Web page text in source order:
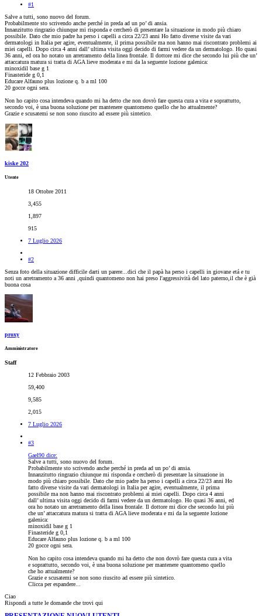
#1
Salve a tutti, sono nuovo del forum.
Probabilmente sto scrivendo anche perché in preda ad un po’ di ansia.
Innanzitutto ringrazio chiunque mi risponda e cercherò di presentare la situazione in modo più chiaro
possibile. Dato che mio padre ha perso i capelli a circa 22/23 anni Ho fatto diverse visite da vari
dermatologi in Italia per agire, eventualmente, il prima possibile ma non hanno mai riscontrato problemi ai
miei capelli. Dopo circa 4 anni dall’ ultima visita oggi decido di farmi vedere da un dermatologo. Ho quasi
36 anni, ed ora ho notato un arretramento della linea frontale. Il dottore mi dice che secondo lui più che un’
attaccatura matura si tratta di AGA lieve moderata e mi da la seguente lozione galenica:
minoxidil base g 1
Finasteride g 0,1
Educare Alfauno plus lozione q. b a ml 100
20 gocce ogni sera.
Non ho capito cosa intendeva quando mi ha detto che non dovrò fare questa cura a vita e soprattutto,
secondo voi, è una buona soluzione per mantenere quantomeno quello che ho attualmente?
Grazie e scusatemi se non sono riuscito ad essere più sintetico.
kiske 202
Utente
18 Ottobre 2011
3,455
1,897
915
7 Luglio 2026
#2
Senza foto della situazione difficile darti un parere...dici che il papà ha perso i capelli in giovane etá e tu
noti un arretramento a 36 anni ,quindi quantomeno non hai preso l'aggressività del lato paterno,il che è già
buona cosa
proxy
Amministratore
Staff
12 Febbraio 2003
59,400
9,585
2,015
7 Luglio 2026
#3
Gael90 dice:
Salve a tutti, sono nuovo del forum.
Probabilmente sto scrivendo anche perché in preda ad un po’ di ansia.
Innanzitutto ringrazio chiunque mi risponda e cercherò di presentare la situazione in
modo più chiaro possibile. Dato che mio padre ha perso i capelli a circa 22/23 anni Ho
fatto diverse visite da vari dermatologi in Italia per agire, eventualmente, il prima
possibile ma non hanno mai riscontrato problemi ai miei capelli. Dopo circa 4 anni
dall’ ultima visita oggi decido di farmi vedere da un dermatologo. Ho quasi 36 anni, ed
ora ho notato un arretramento della linea frontale. Il dottore mi dice che secondo lui più
che un’ attaccatura matura si tratta di AGA lieve moderata e mi da la seguente lozione
galenica:
minoxidil base g 1
Finasteride g 0,1
Educare Alfauno plus lozione q. b a ml 100
20 gocce ogni sera.
Non ho capito cosa intendeva quando mi ha detto che non dovrò fare questa cura a vita
e soprattutto, secondo voi, è una buona soluzione per mantenere quantomeno quello
che ho attualmente?
Grazie e scusatemi se non sono riuscito ad essere più sintetico.
Clicca per espandere...
Ciao
Rispondi a tutte le domande che trovi qui